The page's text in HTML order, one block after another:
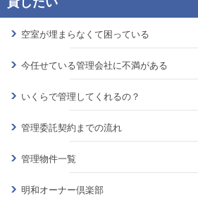
空室が埋まらなくて困っている
今任せている管理会社に不満がある
いくらで管理してくれるの？
管理委託契約までの流れ
管理物件一覧
明和オーナー倶楽部